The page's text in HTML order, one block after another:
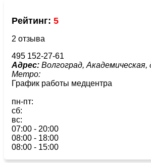
Рейтинг: 5
2 отзыва
495 152-27-61
Адрес: Волгоград, Академическая,
Метро:
График работы медцентра
пн-пт:
сб:
вс:
07:00 - 20:00
08:00 - 18:00
08:00 - 15:00